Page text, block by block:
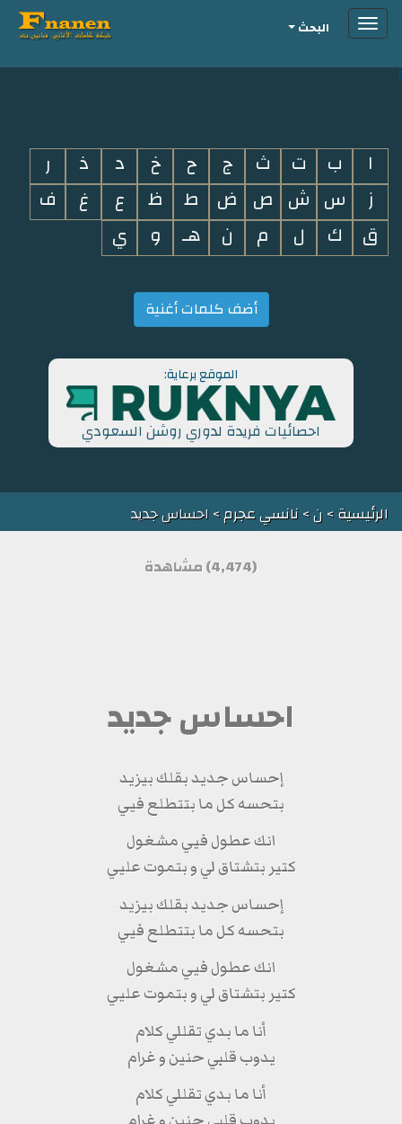
i
Toggleالبحث
ا ب ت ث ج ح خ د ذ
ر
ز
س ش ص ض ط ظ ع غ
ف
ق
ك ل م ن هـ و ي
أضف كلمات أغنية
الموقع برعاية:
احصائيات فريدة لدوري روشن السعودي
الرئيسية> ن>نانسي عجرم> احساس جديد
(4,474) مشاهدة
احساس جديد
إحساس جديد بقلك بيزيد
بتحسه كل ما بتتطلع فيي
انك عطول فيي مشغول
كتير بتشتاق لي و بتموت عليي
إحساس جديد بقلك بيزيد
بتحسه كل ما بتتطلع فيي
انك عطول فيي مشغول
كتير بتشتاق لي و بتموت عليي
أنا ما بدي تقللي كلام
يدوب قلبي حنين و غرام
أنا ما بدي تقللي كلام